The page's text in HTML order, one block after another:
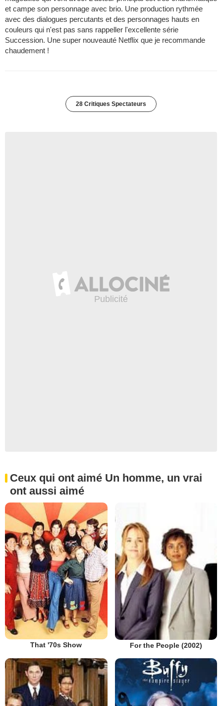
et campe son personnage avec brio. Une production rythmée
avec des dialogues percutants et des personnages hauts en
couleurs qui n'est pas sans rappeller l'excellente série
Succession. Une super nouveauté Netflix que je recommande
chaudement !
28 Critiques Spectateurs
Ceux qui ont aimé Un homme, un vrai
ont aussi aimé
That '70s Show For the People (2002)